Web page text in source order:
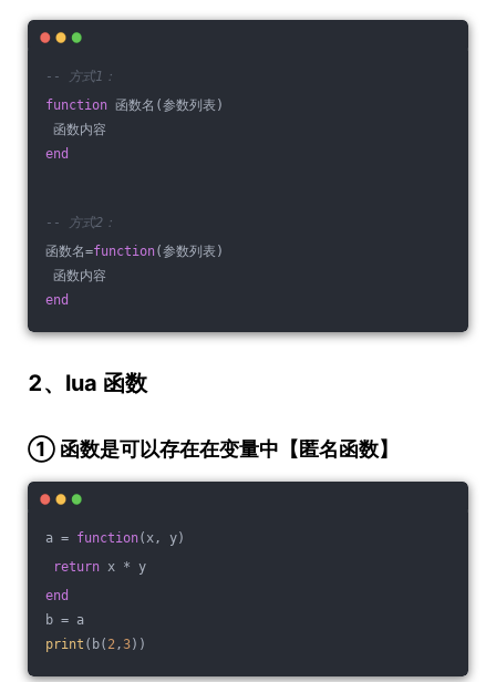
-- 方式1：
function 函数名 (参数列表)
函数内容
end
-- 方式2：
函数名=function(参数列表)
函数内容
end
2、lua 函数
① 函数是可以存在在变量中【匿名函数】
a = function(x, y)
return x * y
end
b = a
print (b( 2 ,3))